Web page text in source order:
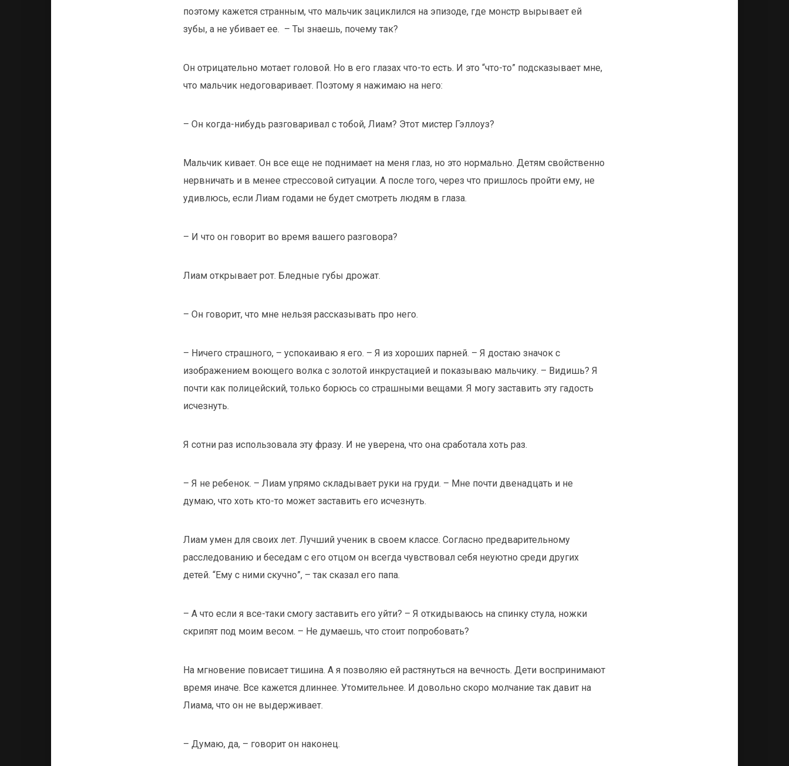
поэтому кажется странным, что мальчик зациклился на эпизоде, где монстр вырывает ей
зубы, а не убивает ее. – Ты знаешь, почему так?
Он отрицательно мотает головой. Но в его глазах что-то есть. И это “что-то” подсказывает мне,
что мальчик недоговаривает. Поэтому я нажимаю на него:
– Он когда-нибудь разговаривал с тобой, Лиам? Этот мистер Гэллоуз?
Мальчик кивает. Он все еще не поднимает на меня глаз, но это нормально. Детям свойственно
нервничать и в менее стрессовой ситуации. А после того, через что пришлось пройти ему, не
удивлюсь, если Лиам годами не будет смотреть людям в глаза.
– И что он говорит во время вашего разговора?
Лиам открывает рот. Бледные губы дрожат.
– Он говорит, что мне нельзя рассказывать про него.
– Ничего страшного, – успокаиваю я его. – Я из хороших парней. – Я достаю значок с
изображением воющего волка с золотой инкрустацией и показываю мальчику. – Видишь? Я
почти как полицейский, только борюсь со страшными вещами. Я могу заставить эту гадость
исчезнуть.
Я сотни раз использовала эту фразу. И не уверена, что она сработала хоть раз.
– Я не ребенок. – Лиам упрямо складывает руки на груди. – Мне почти двенадцать и не
думаю, что хоть кто-то может заставить его исчезнуть.
Лиам умен для своих лет. Лучший ученик в своем классе. Согласно предварительному
расследованию и беседам с его отцом он всегда чувствовал себя неуютно среди других
детей. “Ему с ними скучно”, – так сказал его папа.
– А что если я все-таки смогу заставить его уйти? – Я откидываюсь на спинку стула, ножки
скрипят под моим весом. – Не думаешь, что стоит попробовать?
На мгновение повисает тишина. А я позволяю ей растянуться на вечность. Дети воспринимают
время иначе. Все кажется длиннее. Утомительнее. И довольно скоро молчание так давит на
Лиама, что он не выдерживает.
– Думаю, да, – говорит он наконец.